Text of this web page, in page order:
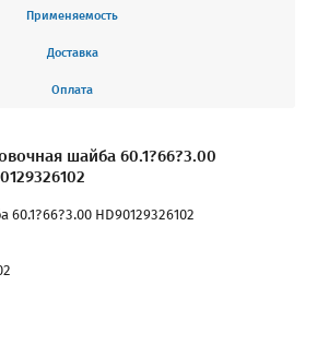
Применяемость
Доставка
Оплата
шайба 60.1?66?3.00
HD90129326102